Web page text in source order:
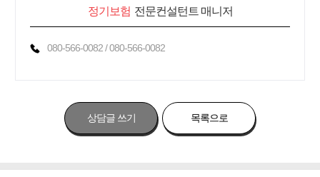
정기보험 전문컨설턴트 매니저
080-566-0082 / 080-566-0082
상담글 쓰기 목록으로